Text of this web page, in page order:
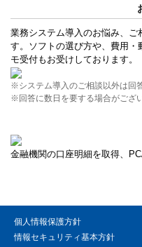
業務システム導入のお悩み、ご
す。ソフトの選び方や、費用
モ受付もお受けしております。
※システム導入のご相談以外は回
※回答に数日を要する場合がござ
金融機関の口座明細を取得、
個人情報保護方針
情報セキュリティ基本方針